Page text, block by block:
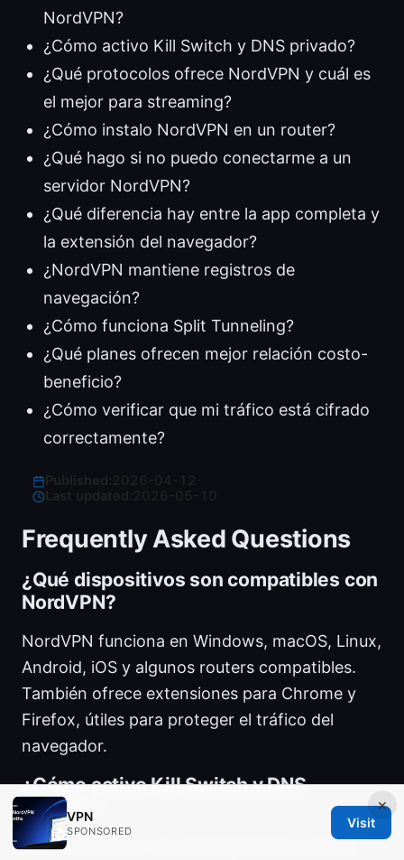
NordVPN?
¿Cómo activo Kill Switch y DNS privado?
¿Qué protocolos ofrece NordVPN y cuál es
el mejor para streaming?
¿Cómo instalo NordVPN en un router?
¿Qué hago si no puedo conectarme a un
servidor NordVPN?
¿Qué diferencia hay entre la app completa y
la extensión del navegador?
¿NordVPN mantiene registros de
navegación?
¿Cómo funciona Split Tunneling?
¿Qué planes ofrecen mejor relación costo-
beneficio?
¿Cómo verificar que mi tráfico está cifrado
correctamente?
Last updated:
Frequently Asked Questions
¿Qué dispositivos son compatibles con
NordVPN?
NordVPN funciona en Windows, macOS, Linux,
Android, iOS y algunos routers compatibles.
También ofrece extensiones para Chrome y
Firefox, útiles para proteger el tráfico del
navegador.
¿Cómo activo Kill Switch y DNS
privado?
En la aplicación, ve a Configuración y activa
×
VPN
SPONSORED
Visit